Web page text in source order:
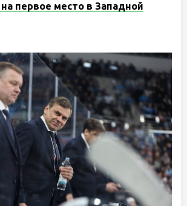
первое место в Западной